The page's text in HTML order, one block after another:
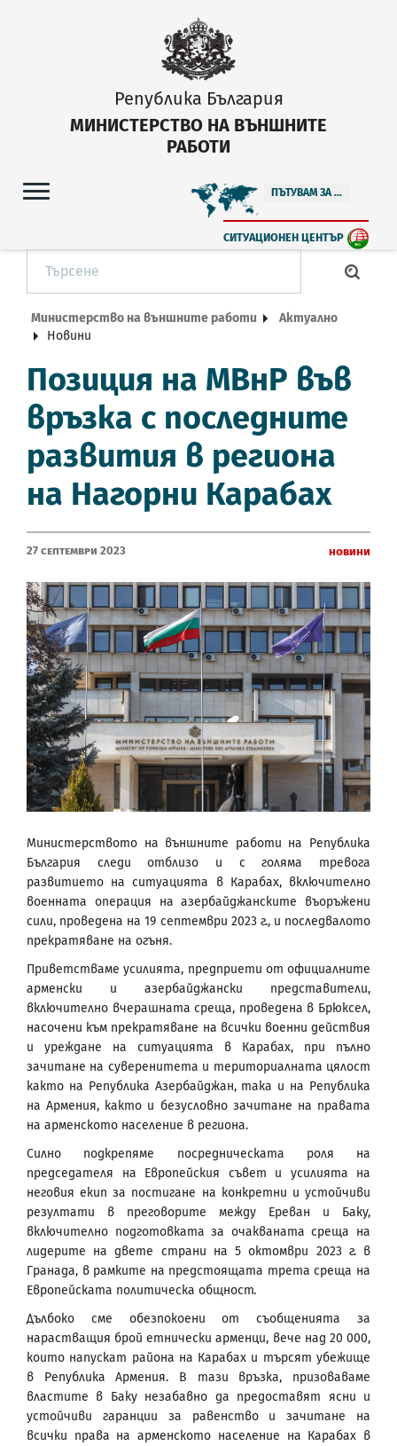
Република България
МИНИСТЕРСТВО НА ВЪНШНИТЕ
РАБОТИ
ПЪТУВАМ ЗА ...
СИТУАЦИОНЕН ЦЕНТЪР
Министерство на външните работи
Актуално
Новини
Позиция на МВнР във
връзка с последните
развития в региона
на Нагорни Карабах
27 Септември 2023 Новини
Министерството на външните работи на Република
България следи отблизо и с голяма тревога
развитието на ситуацията в Карабах, включително
военната операция на азербайджанските въоръжени
сили, проведена на 19 септември 2023 г., и последвалото
прекратяване на огъня.
Приветстваме усилията, предприети от официалните
арменски и азербайджански представители,
включително вчерашната среща, проведена в Брюксел,
насочени към прекратяване на всички военни действия
и уреждане на ситуацията в Карабах, при пълно
зачитане на суверенитета и териториалната цялост
както на Република Азербайджан, така и на Република
на Армения, както и безусловно зачитане на правата
на арменското население в региона.
Силно подкрепяме посредническата роля на
председателя на Европейския съвет и усилията на
неговия екип за постигане на конкретни и устойчиви
резултати в преговорите между Ереван и Баку,
включително подготовката за очакваната среща на
лидерите на двете страни на 5 октомври 2023 г. в
Гранада, в рамките на предстоящата трета среща на
Европейската политическа общност.
Дълбоко сме обезпокоени от съобщенията за
нарастващия брой етнически арменци, вече над 20 000,
които напускат района на Карабах и търсят убежище
в Република Армения. В тази връзка, призоваваме
властите в Баку незабавно да предоставят ясни и
устойчиви гаранции за равенство и зачитане на
всички права на арменското население на Карабах в